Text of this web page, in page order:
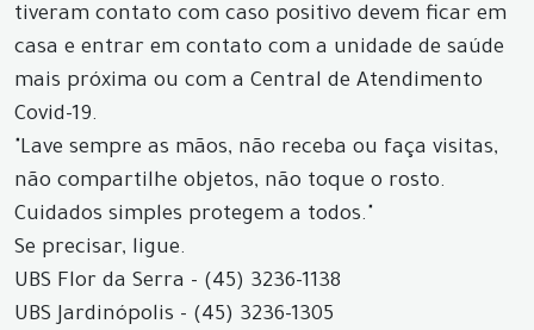
tiveram contato com caso positivo devem ficar em
casa e entrar em contato com a unidade de saúde
mais próxima ou com a Central de Atendimento
Covid-19.
"Lave sempre as mãos, não receba ou faça visitas,
não compartilhe objetos, não toque o rosto.
Cuidados simples protegem a todos."
Se precisar, ligue.
UBS Flor da Serra - (45) 3236-1138
UBS Jardinópolis - (45) 3236-1305